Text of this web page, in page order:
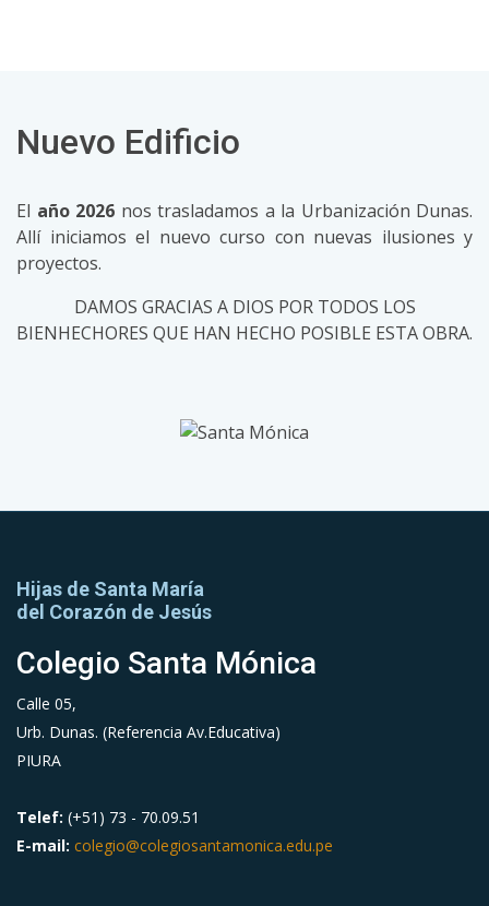
Nuevo Edificio
El año 2026 nos trasladamos a la Urbanización Dunas.
Allí iniciamos el nuevo curso con nuevas ilusiones y
proyectos.
DAMOS GRACIAS A DIOS POR TODOS LOS
BIENHECHORES QUE HAN HECHO POSIBLE ESTA OBRA.
Hijas de Santa María
del Corazón de Jesús
Colegio Santa Mónica
Calle 05,
Urb. Dunas. (Referencia Av.Educativa)
PIURA
Telef: (+51) 73 - 70.09.51
E-mail: colegio@colegiosantamonica.edu.pe